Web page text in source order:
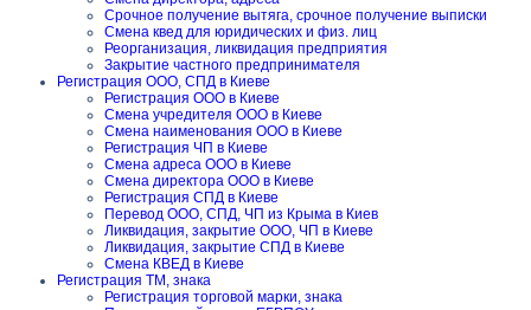
Срочное получение вытяга, срочное получение выписки
Смена квед для юридических и физ. лиц
Реорганизация, ликвидация предприятия
Закрытие частного предпринимателя
Регистрация ООО, СПД в Киеве
Регистрация ООО в Киеве
Смена учредителя ООО в Киеве
Смена наименования ООО в Киеве
Регистрация ЧП в Киеве
Смена адреса ООО в Киеве
Смена директора ООО в Киеве
Регистрация СПД в Киеве
Перевод ООО, СПД, ЧП из Крыма в Киев
Ликвидация, закрытие ООО, ЧП в Киеве
Ликвидация, закрытие СПД в Киеве
Смена КВЕД в Киеве
Регистрация ТМ, знака
Регистрация торговой марки, знака